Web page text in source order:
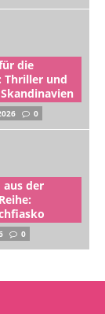
die
Thriller und
0
aus der
0